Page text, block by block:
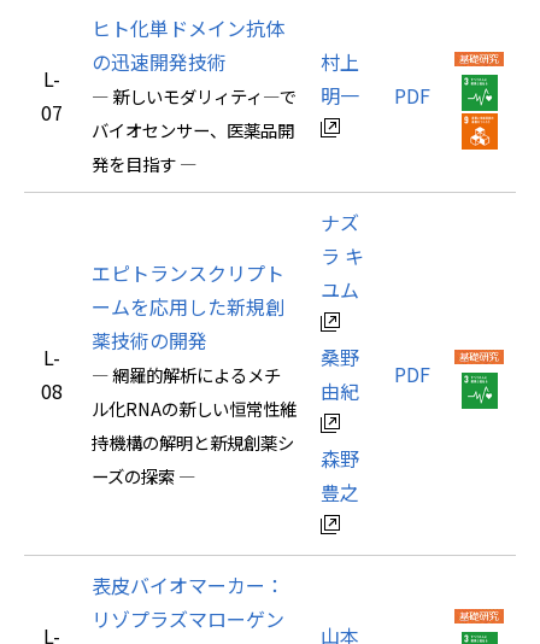
L-
07
ヒト化単ドメイン抗体
の迅速開発技術
― 新しいモダリィティ―で
バイオセンサー、医薬品開
発を目指す ―
村上
明一
PDF
L-
08
エピトランスクリプト
ームを応用した新規創
薬技術の開発
― 網羅的解析によるメチ
ル化RNAの新しい恒常性維
持機構の解明と新規創薬シ
ーズの探索 ―
ナズ
ラ キ
ユム
桑野
由紀
森野
豊之
PDF
L-
表皮バイオマーカー：
リゾプラズマローゲン
山本